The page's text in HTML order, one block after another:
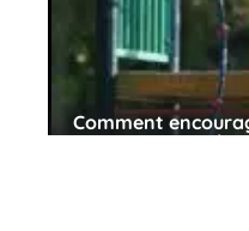
Comment
explorer leur